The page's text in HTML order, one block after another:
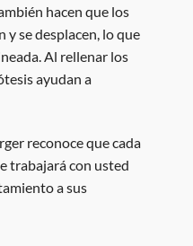
hacen que los
y se desplacen, lo que
Al rellenar los
ayudan a
reconoce que cada
trabajará con usted
a sus